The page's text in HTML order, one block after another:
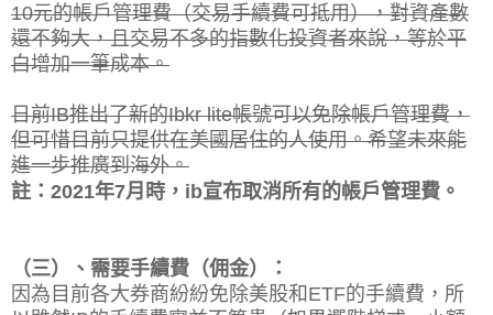
10元的帳戶管理費（交易手續費可抵用），對資產數
還不夠大，且交易不多的指數化投資者來說，等於平
白增加一筆成本。
日前IB推出了新的Ibkr lite帳號可以免除帳戶管理費，
但可惜目前只提供在美國居住的人使用。希望未來能
進一步推廣到海外。
註：2021年7月時，ib宣布取消所有的帳戶管理費。
（三）、需要手續費（佣金）：
因為目前各大券商紛紛免除美股和ETF的手續費，所